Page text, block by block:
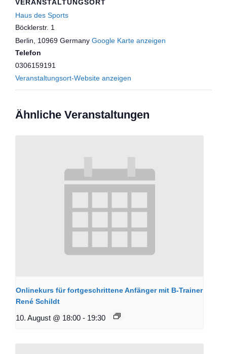
VERANSTALTUNGSORT
Haus des Sports
Böcklerstr. 1
Berlin
10969 Germany Google Karte anzeigen
Telefon
0306159191
Veranstaltungsort-Website anzeigen
Ähnliche Veranstaltungen
Onlinekurs für fortgeschrittene Anfänger mit B-Trainer
René Schildt
10. August @ 18:00 - 19:30